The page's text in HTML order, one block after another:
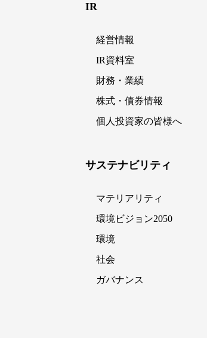
IR
経営情報
IR資料室
財務・業績
株式・債券情報
個人投資家の皆様へ
サステナビリティ
マテリアリティ
環境ビジョン2050
環境
社会
ガバナンス